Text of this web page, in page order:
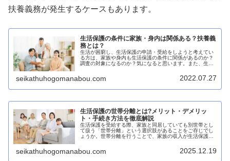
扶養義務が発生するケースもあります。
生活保護の条件に家族・身内は関係ある？扶養義
務とは？
生活が困窮し、生活保護の申請・受給をしようと考えてい
る方は、家族や身内も生活保護の条件に関係があるのか？
調査の対象になるのか？気になると思います。また、生活
seikathuhogomanabou.com 2022.07.27
生活保護の世帯分離とは?メリット・デメリッ
ト・手続き方法を徹底解説
生活保護を受給する際、家族と同居していても別世帯とし
て扱う「世帯分離」という選択肢があることをご存じでし
ょうか。世帯分離を行うことで、家族の収入が生活保護の
seikathuhogomanabou.com 2025.12.19